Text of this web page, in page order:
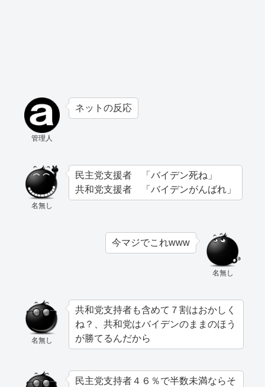
管理人
ネットの反応
名無し
民主党支援者 「バイデン死ね」
共和党支援者 「バイデンがんばれ」
名無し
今マジでこれwww
名無し
共和党支持者も含めて７割はおかしく
ね？、共和党はバイデンのままのほう
が勝てるんだから
民主党支持者４６％で半数未満ならそ